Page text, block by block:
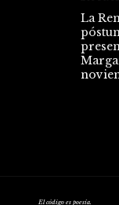
La
El código es poesía.